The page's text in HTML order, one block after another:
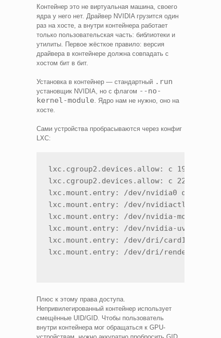
Контейнер это не виртуальная машина, своего
ядра у него нет. Драйвер NVIDIA грузится один
раз на хосте, а внутри контейнера работает
только пользовательская часть: библиотеки и
утилиты. Первое жёсткое правило: версия
драйвера в контейнере должна совпадать с
хостом бит в бит.
Установка в контейнер — стандартный .run
установщик NVIDIA, но с флагом --no-
kernel-module . Ядро нам не нужно, оно на
хосте.
Сами устройства пробрасываются через конфиг
LXC:
lxc.cgroup2.devices.allow: c 195:* rwm
lxc.cgroup2.devices.allow: c 226:*
lxc.mount.entry: /dev/nvidia0 dev/
lxc.mount.entry: /dev/nvidiactl dev/
lxc.mount.entry: /dev/nvidia-modeset
lxc.mount.entry: /dev/nvidia-uvm dev/
lxc.mount.entry: /dev/dri/card1 dev/
Плюс к этому права доступа.
Непривилегированный контейнер использует
смещённые UID/GID. Чтобы пользователь
внутри контейнера мог обращаться к GPU-